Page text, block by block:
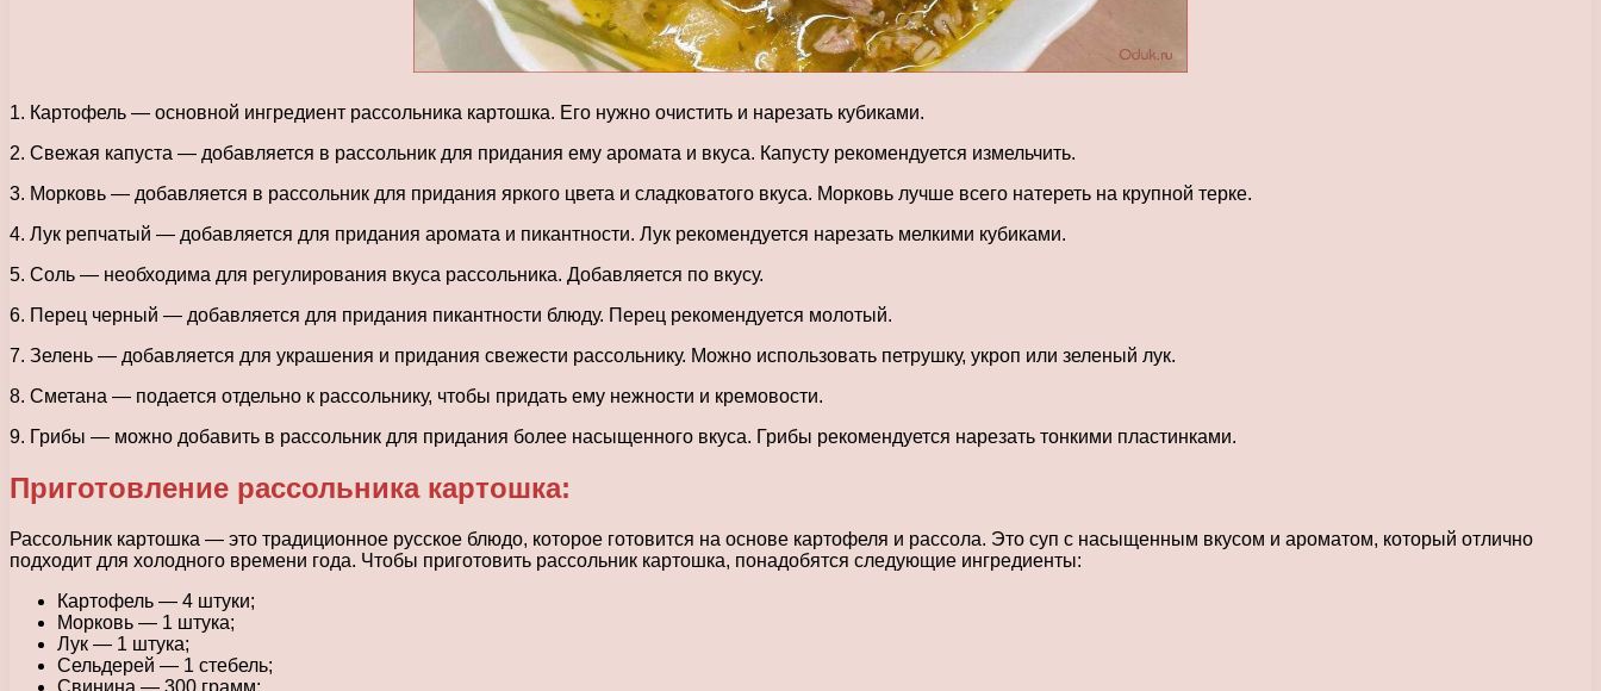
1. Картофель — основной ингредиент рассольника картошка. Его нужно очистить и нарезать кубиками.
2. Свежая капуста — добавляется в рассольник для придания ему аромата и вкуса. Капусту рекомендуется измельчить.
3. Морковь — добавляется в рассольник для придания яркого цвета и сладковатого вкуса. Морковь лучше всего натереть на крупной терке.
4. Лук репчатый — добавляется для придания аромата и пикантности. Лук рекомендуется нарезать мелкими кубиками.
5. Соль — необходима для регулирования вкуса рассольника. Добавляется по вкусу.
6. Перец черный — добавляется для придания пикантности блюду. Перец рекомендуется молотый.
7. Зелень — добавляется для украшения и придания свежести рассольнику. Можно использовать петрушку, укроп или зеленый лук.
8. Сметана — подается отдельно к рассольнику, чтобы придать ему нежности и кремовости.
9. Грибы — можно добавить в рассольник для придания более насыщенного вкуса. Грибы рекомендуется нарезать тонкими пластинками.
Приготовление рассольника картошка:
Рассольник картошка — это традиционное русское блюдо, которое готовится на основе картофеля и рассола. Это суп с насыщенным вкусом и ароматом, который отлично
подходит для холодного времени года. Чтобы приготовить рассольник картошка, понадобятся следующие ингредиенты:
Картофель — 4 штуки;
Морковь — 1 штука;
Лук — 1 штука;
Сельдерей — 1 стебель;
Свинина — 300 грамм;